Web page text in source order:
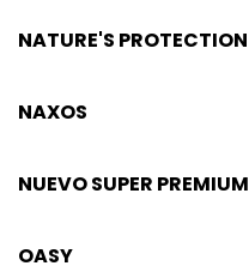
NATURE'S PROTECTION
NAXOS
NUEVO SUPER PREMIUM
OASY